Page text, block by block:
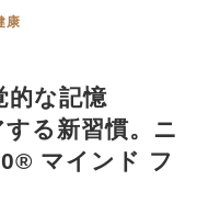
康
的な記憶
する新習慣。ニ
マインド フ